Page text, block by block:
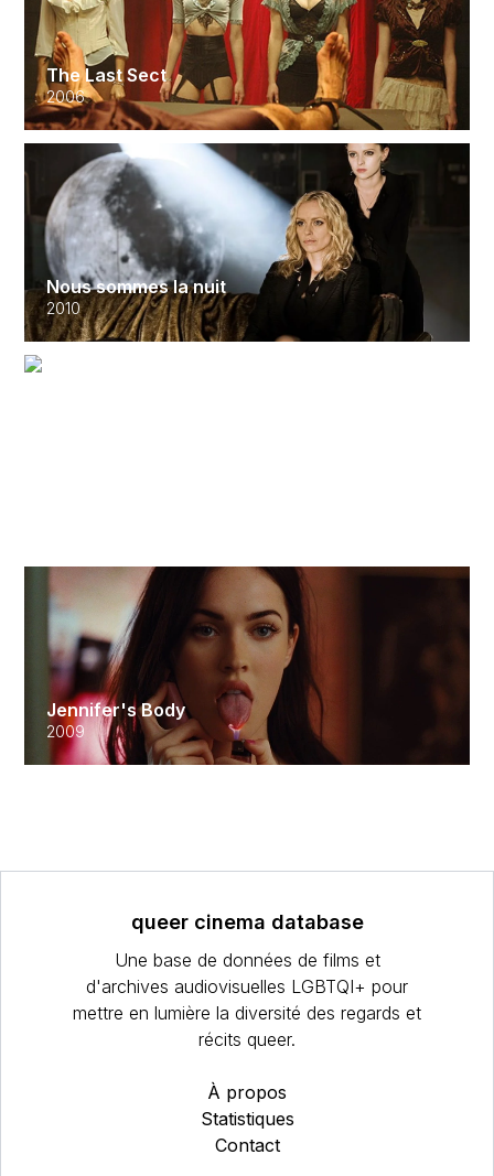
The Last Sect
2006
Nous sommes la nuit
2010
Jennifer's Body
2009
queer cinema database
Une base de données de films et
d'archives audiovisuelles LGBTQI+ pour
mettre en lumière la diversité des regards et
récits queer.
À propos
Statistiques
Contact